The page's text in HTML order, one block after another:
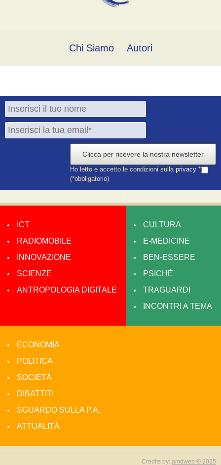
Chi Siamo Autori
Clicca per ricevere la nostra newsletter
Ho letto e accetto le condizioni sulla privacy *
(*obbligatorio)
ICT
RADIOMOBILE
INNOVAZIONE
SCIENZE
ANTROPOLOGIA DIGITALE
CULTURA
E-MEDICINE
BEN-ESSERE
PSICHÉ
TRAGUARDI
INCONTRI A TEMA
ECONOMIA
POLITICA
SOCIETÀ
DIBATTITI
SGUARDO SULLA P.A.
ATTUALITÀ
Credits by: amdweb © 2025